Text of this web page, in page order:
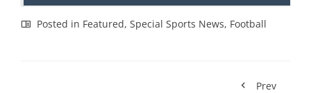
Posted in Featured, Special Sports News, Football
Prev